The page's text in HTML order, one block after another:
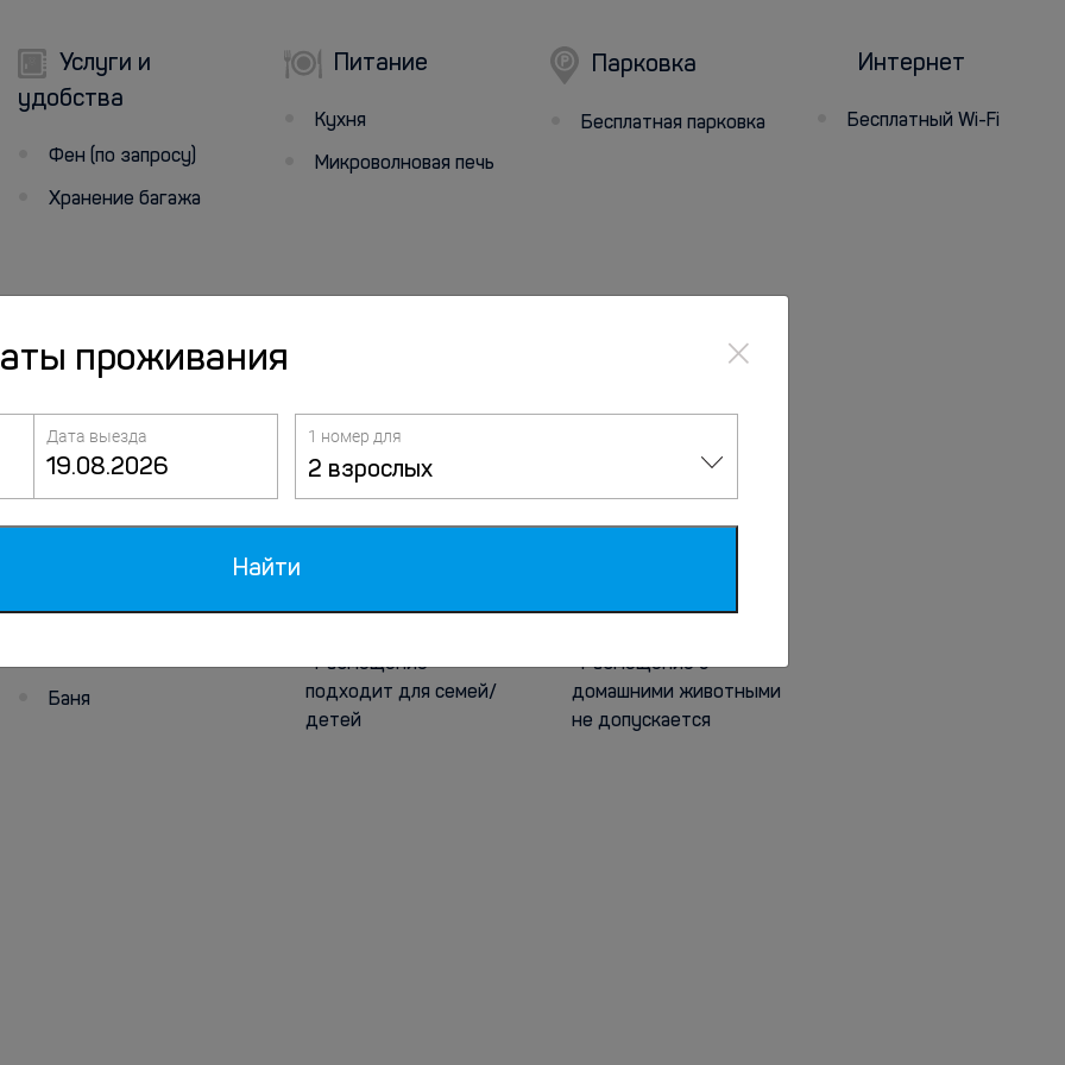
Услуги и
удобства
Фен (по запросу)
Хранение багажа
Питание
Кухня
Микроволновая печь
Парковка
Бесплатная парковка
Интернет
Бесплатный Wi-Fi
Красота и
Баня
Дети
Размещение
подходит для семей/
детей
Животные
Размещение с
домашними животными
не допускается
проживания ×
Дата выезда 1 номер для
2 взрослых
Найти